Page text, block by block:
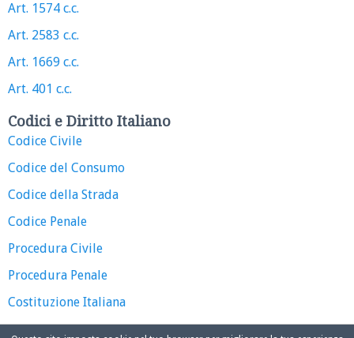
Art. 1574 c.c.
Art. 2583 c.c.
Art. 1669 c.c.
Art. 401 c.c.
Codici e Diritto Italiano
Codice Civile
Codice del Consumo
Codice della Strada
Codice Penale
Procedura Civile
Procedura Penale
Costituzione Italiana